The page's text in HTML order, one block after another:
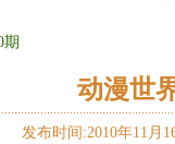
期
动漫世
发布时间:2010年11月